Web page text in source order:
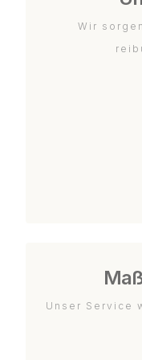
Wir
Unser Service